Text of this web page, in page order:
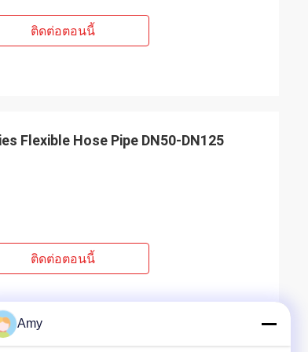
ติดต่อตอนนี้
Flexible Hose Pipe DN50-DN125
ติดต่อตอนนี้
Amy